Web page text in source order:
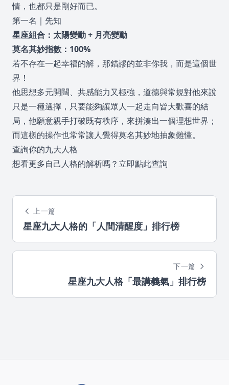
情，也都只是剛好而已。
第一名｜先知
星座組合：太陽變動 + 月亮變動
莫名其妙指數：100%
若不存在一起幸福的解，那錯謬的並非你我，而是這個世
界！
他思想多元開闊、共感能力又極強，道德與常規對他來說
只是一種選擇，只要能夠讓眾人一起走向皆大歡喜的結
局，他願意親手打破既有秩序，來拼湊出一個理想世界；
而這樣的操作也常常讓人覺得莫名其妙地抽象難懂。
查詢你的九大人格
想看更多自己人格的解析嗎？ 立即點此查詢
上一篇
星座九大人格的「人間清醒度」排行榜
下一篇
星座九大人格「最講義氣」排行榜